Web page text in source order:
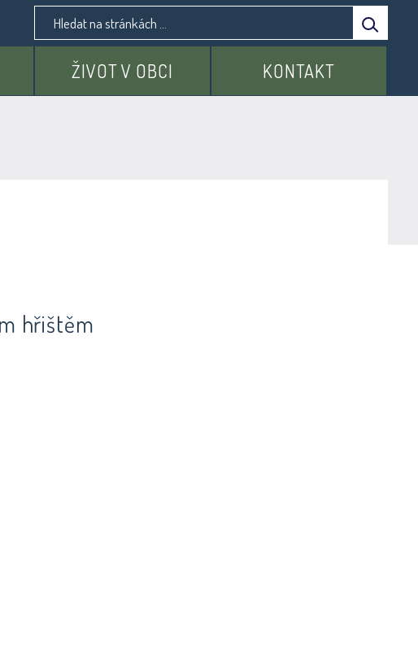
ŽIVOT V OBCI KONTAKT
hřištěm